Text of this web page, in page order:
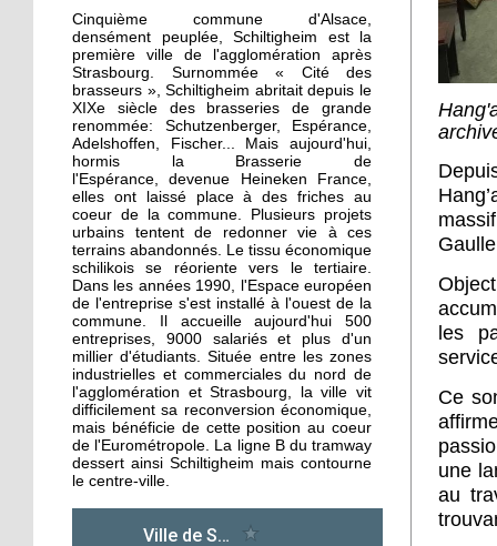
Appel à une
manifestation des
cyclistes
2 octobre 2019
Une trentaine de
personnes réunies contre
la misère
1 octobre 2019
«Ce carrefour est hyper
dangereux»
1 octobre 2019
Le guide gourmand
peine à s'imposer
1 octobre 2019
Tous au Théâtre alsacien
de Schiltigheim !
30 septembre 2019
Cinquième commune d'Alsace,
densément peuplée, Schiltigheim est la
première ville de l'agglomération après
Strasbourg. Surnommée « Cité des
brasseurs », Schiltigheim abritait depuis le
XIXe siècle des brasseries de grande
renommée: Schutzenberger, Espérance,
Adelshoffen, Fischer... Mais aujourd'hui,
hormis la Brasserie de
l'Espérance, devenue Heineken France,
elles ont laissé place à des friches au
coeur de la commune. Plusieurs projets
urbains tentent de redonner vie à ces
terrains abandonnés. Le tissu économique
schilikois se réoriente vers le tertiaire.
Dans les années 1990, l'Espace européen
de l'entreprise s'est installé à l'ouest de la
commune. Il accueille aujourd'hui 500
entreprises, 9000 salariés et plus d'un
millier d'étudiants. Située entre les zones
industrielles et commerciales du nord de
l'agglomération et Strasbourg, la ville vit
difficilement sa reconversion économique,
mais bénéficie de cette position au coeur
de l'Eurométropole. La ligne B du tramway
dessert ainsi Schiltigheim mais contourne
le centre-ville.
les
Ce
une
au